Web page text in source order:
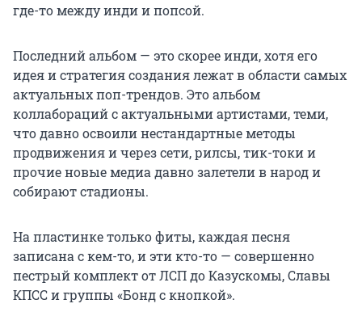
где-то между инди и попсой.
Последний альбом — это скорее инди, хотя его
идея и стратегия создания лежат в области самых
актуальных поп-трендов. Это альбом
коллабораций с актуальными артистами, теми,
что давно освоили нестандартные методы
продвижения и через сети, рилсы, тик-токи и
прочие новые медиа давно залетели в народ и
собирают стадионы.
На пластинке только фиты, каждая песня
записана с кем-то, и эти кто-то — совершенно
пестрый комплект от ЛСП до Казускомы, Славы
КПСС и группы «Бонд с кнопкой».